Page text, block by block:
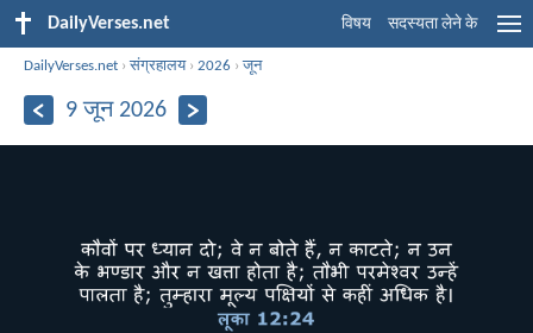
DailyVerses.net विषय सदस्यता लेने के
DailyVerses.net ›संग्रहालय›2026 ›जून
9 जून 2026